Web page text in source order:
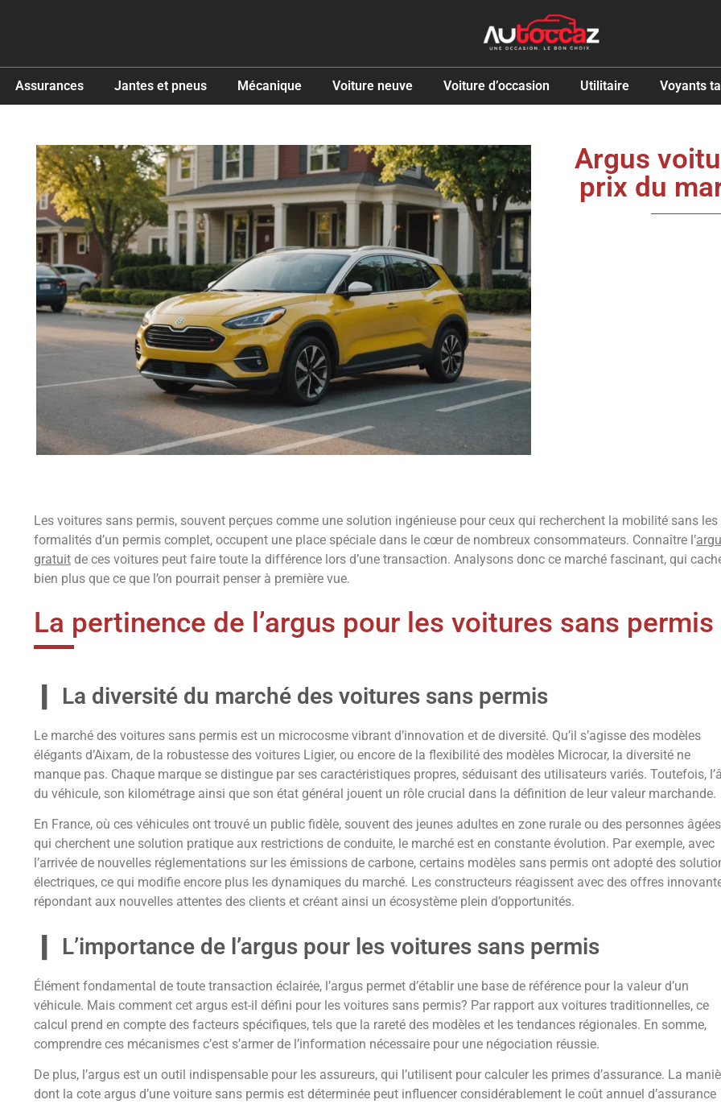
Assurances Jantes et pneus Mécanique Voiture neuve Voiture d’occasion Utilitaire Voyants
Argus
prix du
Les voitures sans permis, souvent perçues comme une solution ingénieuse pour ceux qui recherchent la mobilité sans les
formalités d’un permis complet, occupent une place spéciale dans le cœur de nombreux consommateurs. Connaître l’
gratuit de ces voitures peut faire toute la différence lors d’une transaction. Analysons donc ce marché fascinant, qui
bien plus que ce que l’on pourrait penser à première vue.
La pertinence de l’argus pour les voitures sans permis
La diversité du marché des voitures sans permis
Le marché des voitures sans permis est un microcosme vibrant d’innovation et de diversité. Qu’il s’agisse des modèles
élégants d’Aixam, de la robustesse des voitures Ligier, ou encore de la flexibilité des modèles Microcar, la diversité ne
manque pas. Chaque marque se distingue par ses caractéristiques propres, séduisant des utilisateurs variés. Toutefois,
du véhicule, son kilométrage ainsi que son état général jouent un rôle crucial dans la définition de leur valeur marchande.
En France, où ces véhicules ont trouvé un public fidèle, souvent des jeunes adultes en zone rurale ou des personnes âgées
qui cherchent une solution pratique aux restrictions de conduite, le marché est en constante évolution. Par exemple, avec
l’arrivée de nouvelles réglementations sur les émissions de carbone, certains modèles sans permis ont adopté des
électriques, ce qui modifie encore plus les dynamiques du marché. Les constructeurs réagissent avec des offres
répondant aux nouvelles attentes des clients et créant ainsi un écosystème plein d’opportunités.
L’importance de l’argus pour les voitures sans permis
Élément fondamental de toute transaction éclairée, l’argus permet d’établir une base de référence pour la valeur d’un
véhicule. Mais comment cet argus est-il défini pour les voitures sans permis? Par rapport aux voitures traditionnelles, ce
calcul prend en compte des facteurs spécifiques, tels que la rareté des modèles et les tendances régionales. En somme,
comprendre ces mécanismes c’est s’armer de l’information nécessaire pour une négociation réussie.
De plus, l’argus est un outil indispensable pour les assureurs, qui l’utilisent pour calculer les primes d’assurance. La
dont la cote argus d’une voiture sans permis est déterminée peut influencer considérablement le coût annuel d’assurance